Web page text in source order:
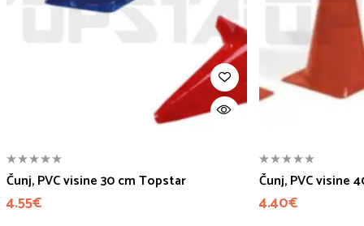
Čunj, PVC visine 30 cm Topstar
4.55€
Čunj, PVC visine
4.40€